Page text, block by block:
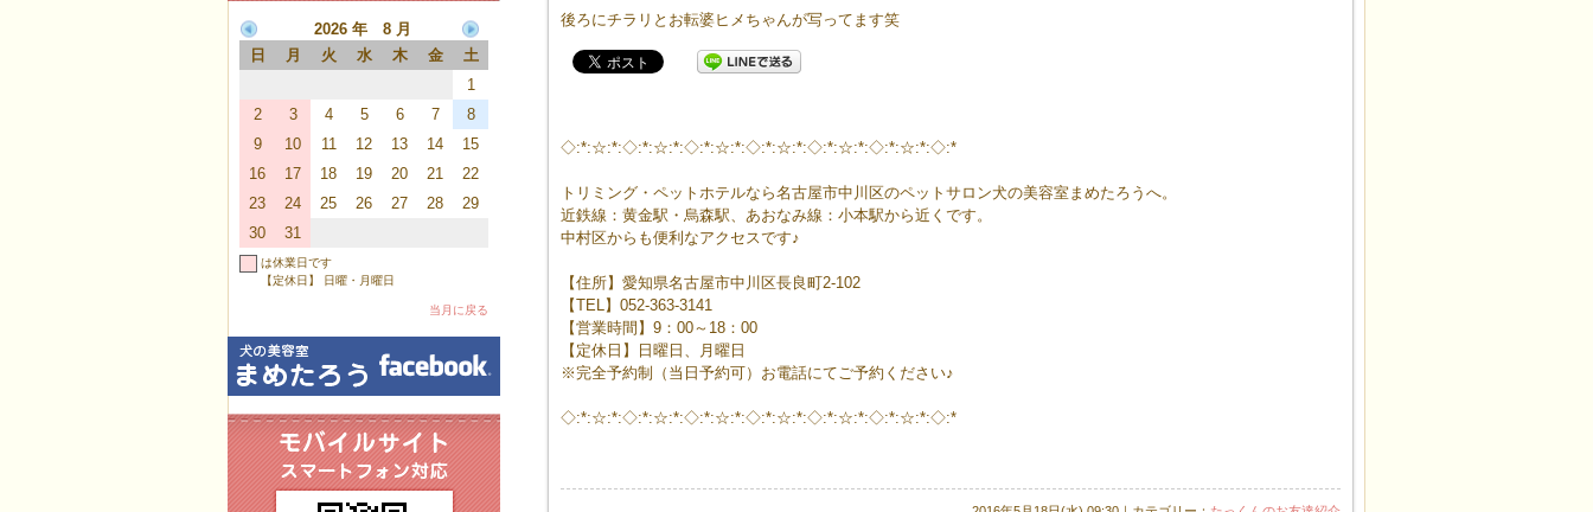
後ろにチラリとお転婆ヒメちゃんが写ってます笑
◇:*:☆:*:◇:*:☆:*:◇:*:☆:*:◇:*:☆:*:◇:*:☆:*:◇:*:☆:*:◇:*
トリミング・ペットホテルなら名古屋市中川区のペットサロン犬の美容室まめたろうへ。
近鉄線：黄金駅・烏森駅、あおなみ線：小本駅から近くです。
中村区からも便利なアクセスです♪
【住所】愛知県名古屋市中川区長良町2-102
【TEL】052-363-3141
【営業時間】9：00～18：00
【定休日】日曜日、月曜日
※完全予約制（当日予約可）お電話にてご予約ください♪
◇:*:☆:*:◇:*:☆:*:◇:*:☆:*:◇:*:☆:*:◇:*:☆:*:◇:*:☆:*:◇:*
2026 年 8 月
日
月 火 水 木 金
土
1
2
3 4 5 6 7
8
9
10 11 12 13 14
15
16
17 18 19 20 21
22
23
24 25 26 27 28
29
30
31
は休業日です
【定休日】 日曜・月曜日
当月に戻る